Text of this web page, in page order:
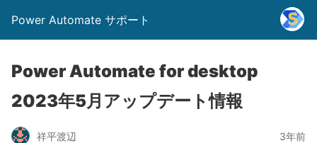
Power Automate サポート
Power Automate for desktop
2023年5月アップデート情報
祥平渡辺 3年前